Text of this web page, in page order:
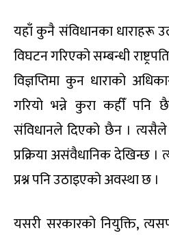
यहाँ कुनै संविधानका धाराहरू
विघटन गरिएको सम्बन्धी
विज्ञप्तिमा कुन धाराको
गरियो भन्ने कुरा कहीँ पनि
संविधानले दिएको छैन । त्यसैले
प्रक्रिया असंवैधानिक देखिन्छ ।
प्रश्न पनि उठाइएको अवस्था छ ।
यसरी सरकारको नियुक्ति,